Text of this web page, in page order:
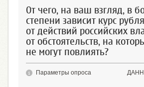
От чего, на ваш взгляд, в
степени зависит курс
от действий российских
от обстоятельств, на
не могут повлиять?
Параметры опроса